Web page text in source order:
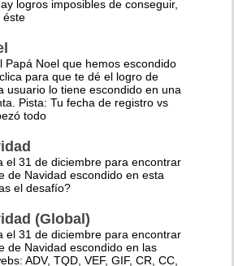
logros imposibles de conseguir,
éste
Papá Noel que hemos escondido
para que te dé el logro de
usuario lo tiene escondido en una
Pista: Tu fecha de registro vs
todo
el 31 de diciembre para encontrar
de Navidad escondido en esta
el desafío?
(Global)
el 31 de diciembre para encontrar
de Navidad escondido en las
ADV, TQD, VEF, GIF, CR, CC,